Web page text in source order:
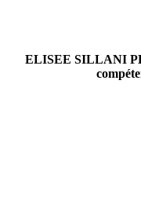
ELISEE SILLANI